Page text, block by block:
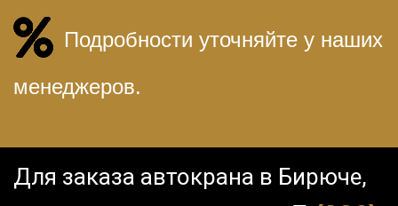
Подробности уточняйте у наших
менеджеров.
Для заказа автокрана в Бирюче,